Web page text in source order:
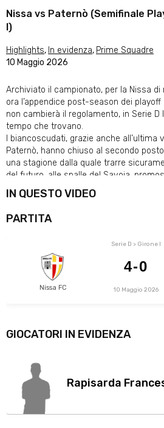
Nissa vs Paternò (Semifinale
I)
Highlights, In evidenza, Prime Squadre
10 Maggio 2026
Archiviato il campionato, per la Nissa di
ora l’appendice post-season dei
non cambierà il regolamento, in Serie D
tempo che trovano.
I biancoscudati, grazie anche all’ultima
Paternò, hanno chiuso al secondo
una stagione dalla quale trarre
del futuro, alle spalle del Savoia,
campionato di Serie C.
Altrettanto esaltante è stato il girone di
davanti, conquistando così l’accesso ai
IN QUESTO VIDEO
PARTITA
Serie D > Girone I
Nissa FC
4-0
10 Maggio 2026
GIOCATORI IN EVIDENZA
Rapisarda